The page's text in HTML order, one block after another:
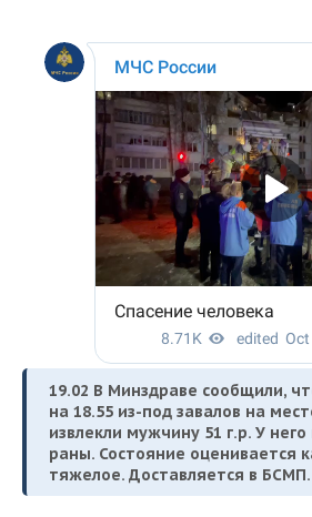
19.02 В Минздраве сообщили,
на 18.55 из-под завалов на
извлекли мужчину 51 г.р. У
раны. Состояние оценивается
тяжелое. Доставляется в БСМП.